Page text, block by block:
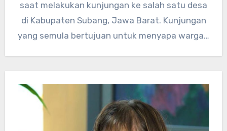
saat melakukan kunjungan ke salah satu desa
di Kabupaten Subang, Jawa Barat. Kunjungan
yang semula bertujuan untuk menyapa warga…